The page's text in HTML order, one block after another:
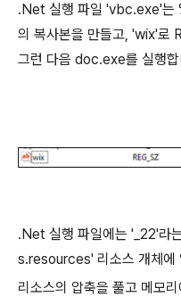
.Net 실행 파일 'vbc.exe'는
의 복사본을 만들고, 'wix'로
그런 다음 doc.exe를 실행
.Net 실행 파일에는 '_22'라
s.resources' 리소스 개체
리소스의 압축을 풀고 메모